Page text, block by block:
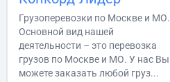
Грузоперевозки по Москве и МО.
Основной вид нашей
деятельности – это перевозка
грузов по Москве и МО. У нас Вы
можете заказать любой груз...